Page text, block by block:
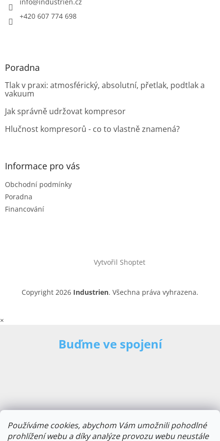
Používáme cookies, abychom Vám umožnili pohodlné
prohlížení webu a díky analýze provozu webu neustále
+420 607 774 698
Poradna
Tlak v praxi: atmosférický, absolutní, přetlak, podtlak a
vakuum
Jak správně udržovat kompresor
Hlučnost kompresorů - co to vlastně znamená?
Informace pro vás
Obchodní podmínky
Poradna
Financování
Vytvořil Shoptet
Copyright 2026 Industrien. Všechna práva vyhrazena.
×
Buďme ve spojení